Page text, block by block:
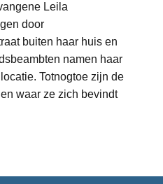
Leila
door
buiten haar huis en
namen haar
Totnogtoe zijn de
waar ze zich bevindt